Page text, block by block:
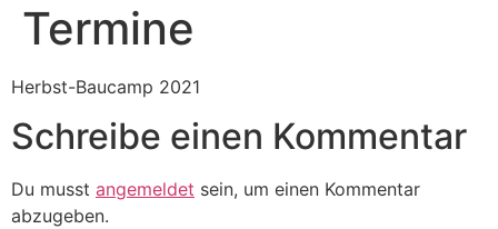
Termine
Herbst-Baucamp 2021
Schreibe einen Kommentar
Du musst angemeldet sein, um einen Kommentar
abzugeben.